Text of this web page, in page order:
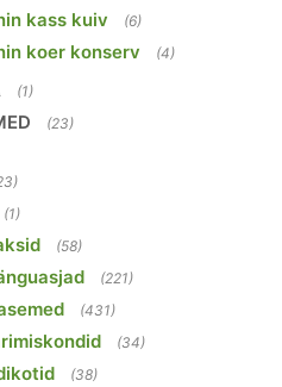
kass kuiv (6)
koer konserv (4)
(1)
(23)
(1)
(58)
(221)
(431)
(34)
(38)